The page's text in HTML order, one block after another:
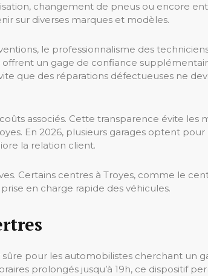
changement de pneus ou encore
sur diverses marques et modèles.
le professionnalisme des
offrent un gage de confiance
que des réparations défectueuses ne
associés. Cette transparence évite les
En 2026, plusieurs garages optent pour
la relation client.
Certains centres à Troyes, comme le
en charge rapide des véhicules.
pour les automobilistes cherchant un
prolongés jusqu’à 19h, ce dispositif